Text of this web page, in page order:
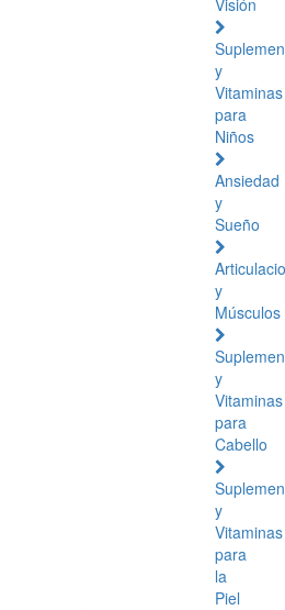
Visión
y
Vitaminas
para
Niños
Ansiedad
y
Sueño
y
Músculos
y
Vitaminas
para
Cabello
y
Vitaminas
para
la
Piel